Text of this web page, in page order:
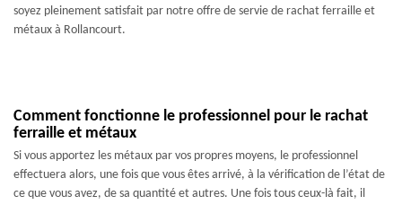
soyez pleinement satisfait par notre offre de servie de rachat ferraille et
métaux à Rollancourt.
Comment fonctionne le professionnel pour le rachat
ferraille et métaux
Si vous apportez les métaux par vos propres moyens, le professionnel
effectuera alors, une fois que vous êtes arrivé, à la vérification de l’état de
ce que vous avez, de sa quantité et autres. Une fois tous ceux-là fait, il